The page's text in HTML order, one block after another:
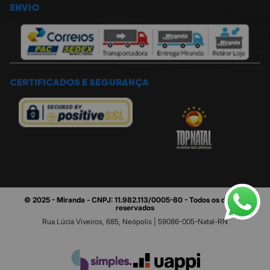
ENVIO
CERTIFICADOS E SEGURANÇA
© 2025 - Miranda - CNPJ: 11.982.113/0005-80 - Todos os direitos
reservados
Rua Lúcia Viveiros, 685, Neópolis | 59086-005-Natal-RN